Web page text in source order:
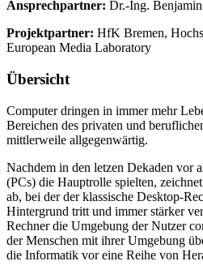
Ansprechpartner: Dr.-Ing.
Projektpartner: HfK Bremen,
European Media Laboratory
Übersicht
Computer dringen in immer mehr
Bereichen des privaten und
mittlerweile allgegenwärtig.
Nachdem in den letzen Dekaden vor
(PCs) die Hauptrolle spielten,
ab, bei der der klassische Desktop-
Hintergrund tritt und immer stärker
Rechner die Umgebung der Nutzer
der Menschen mit ihrer Umgebung
die Informatik vor eine Reihe von